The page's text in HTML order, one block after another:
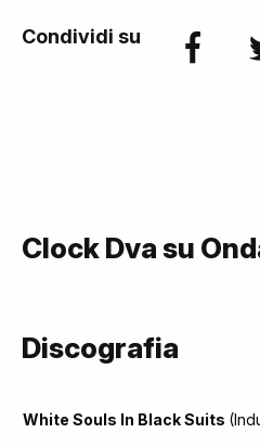
Condividi su
Clock Dva su
Discografia
White Souls In Black Suits